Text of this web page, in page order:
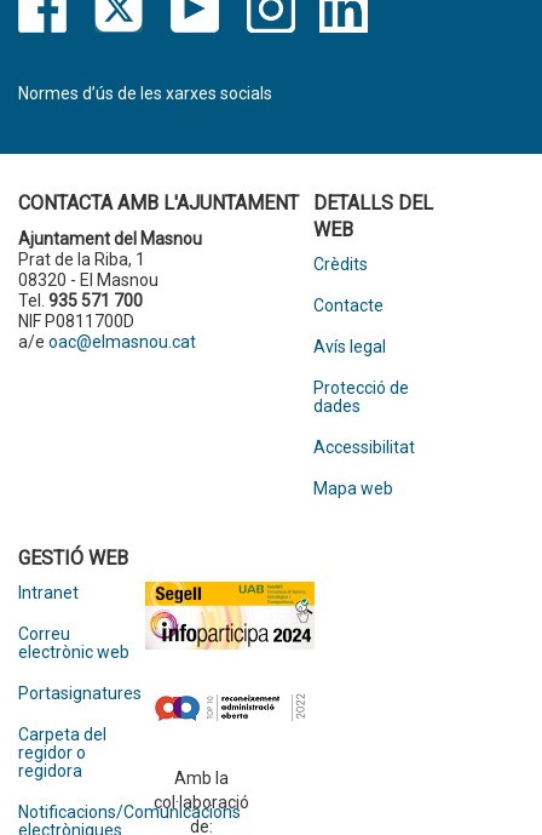
Normes d’ús de les xarxes socials
CONTACTA AMB L'AJUNTAMENT
Ajuntament del Masnou
Prat de la Riba, 1
08320 - El Masnou
Tel. 935 571 700
NIF P0811700D
a/e oac@elmasnou.cat
DETALLS DEL
WEB
Crèdits
Contacte
Avís legal
Protecció de
dades
Accessibilitat
Mapa web
GESTIÓ WEB
Intranet
Correu
electrònic web
Portasignatures
Carpeta del
regidor o
regidora
Notificacions/Comunicacions
electròniques
Amb la
col·laboració
de: